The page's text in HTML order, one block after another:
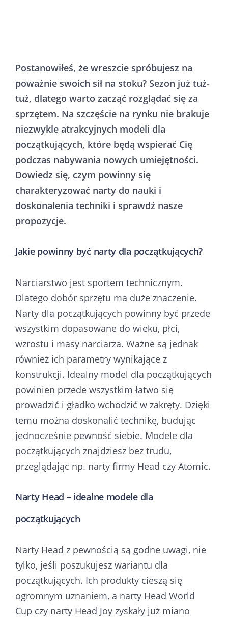
Postanowiłeś, że wreszcie spróbujesz na
poważnie swoich sił na stoku? Sezon już tuż-
tuż, dlatego warto zacząć rozglądać się za
sprzętem. Na szczęście na rynku nie brakuje
niezwykle atrakcyjnych modeli dla
początkujących, które będą wspierać Cię
podczas nabywania nowych umiejętności.
Dowiedz się, czym powinny się
charakteryzować narty do nauki i
doskonalenia techniki i sprawdź nasze
propozycje.
Jakie powinny być narty dla początkujących?
Narciarstwo jest sportem technicznym.
Dlatego dobór sprzętu ma duże znaczenie.
Narty dla początkujących powinny być przede
wszystkim dopasowane do wieku, płci,
wzrostu i masy narciarza. Ważne są jednak
również ich parametry wynikające z
konstrukcji. Idealny model dla początkujących
powinien przede wszystkim łatwo się
prowadzić i gładko wchodzić w zakręty. Dzięki
temu można doskonalić technikę, budując
jednocześnie pewność siebie. Modele dla
początkujących znajdziesz bez trudu,
przeglądając np. narty firmy Head czy Atomic.
Narty Head – idealne modele dla
początkujących
Narty Head z pewnością są godne uwagi, nie
tylko, jeśli poszukujesz wariantu dla
początkujących. Ich produkty cieszą się
ogromnym uznaniem, a narty Head World
Cup czy narty Head Joy zyskały już miano